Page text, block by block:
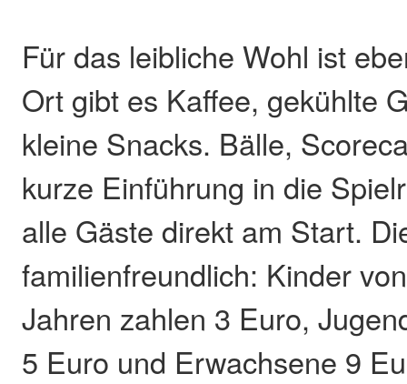
Für das leibliche Wohl ist
Ort gibt es Kaffee, gekühlte
kleine Snacks. Bälle,
kurze Einführung in die
alle Gäste direkt am Start.
familienfreundlich: Kinder
Jahren zahlen 3 Euro,
5 Euro und Erwachsene 9